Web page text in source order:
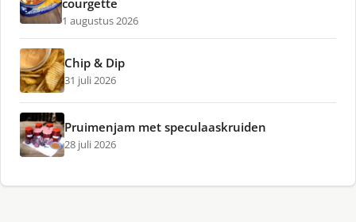
courgette
1 augustus 2026
Chip & Dip
31 juli 2026
Pruimenjam met speculaaskruiden
28 juli 2026